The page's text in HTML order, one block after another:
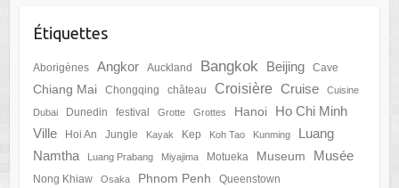
Étiquettes
Aborigènes Angkor Auckland Bangkok Beijing Cave
Chiang Mai Chongqing château Croisière Cruise Cuisine
Dubai Dunedin festival Grotte Grottes Hanoi
Ho Chi Minh
Ville
Hoi An Jungle Kayak Kep Koh Tao Kunming
Luang
Namtha
Luang Prabang Miyajima Motueka Museum Musée
Nong Khiaw Osaka Phnom Penh Queenstown